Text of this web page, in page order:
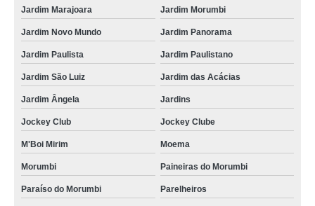
Jardim Marajoara Jardim Morumbi
Jardim Novo Mundo Jardim Panorama
Jardim Paulista Jardim Paulistano
Jardim São Luiz Jardim das Acácias
Jardim Ângela Jardins
Jockey Club Jockey Clube
M'Boi Mirim Moema
Morumbi Paineiras do Morumbi
Paraíso do Morumbi Parelheiros